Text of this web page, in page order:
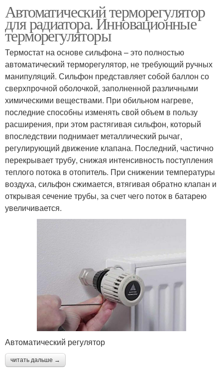
Автоматический терморегулятор
для радиатора. Инновационные
терморегуляторы
Термостат на основе сильфона – это полностью
автоматический терморегулятор, не требующий ручных
манипуляций. Сильфон представляет собой баллон со
сверхпрочной оболочкой, заполненной различными
химическими веществами. При обильном нагреве,
последние способны изменять свой объем в пользу
расширения, при этом растягивая сильфон, который
впоследствии поднимает металлический рычаг,
регулирующий движение клапана. Последний, частично
перекрывает трубу, снижая интенсивность поступления
теплого потока в отопитель. При снижении температуры
воздуха, сильфон сжимается, втягивая обратно клапан и
открывая сечение трубы, за счет чего поток в батарею
увеличивается.
Автоматический регулятор
читать дальше →